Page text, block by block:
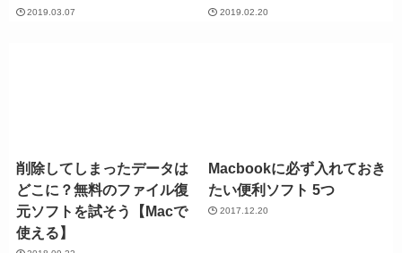
2019.03.07 2019.02.20
削除してしまったデータは
どこに？無料のファイル復
元ソフトを試そう【Macで
使える】
Macbookに必ず入れておき
たい便利ソフト 5つ
2017.12.20